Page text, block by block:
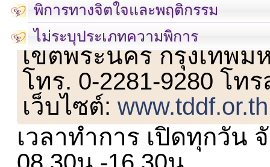
พิการทางจิตใจและพฤติกรรม
ไม่ระบุประเภทความพิการ
เลขที่ 23 ชั้น 2 ถนนวิ
เขตพระนคร กรุงเทพม
โทร. 0-2281-9280 โท
เว็บไซต์:www.tddf.or.th
เวลาทำการ เปิดทุกวัน